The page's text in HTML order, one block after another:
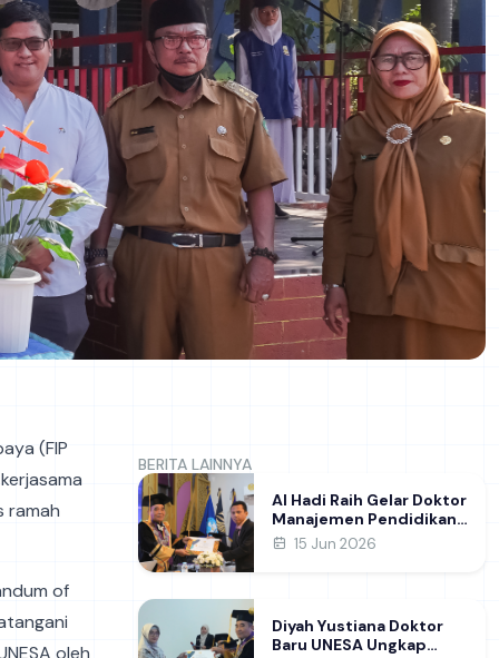
(FIP
ramah
of
oleh
BERITA LAINNYA
Al Hadi Raih Gelar Doktor
Manajemen Pendidikan
FIP UNESA melalui Riset
Guru
15 Jun 2026
Diyah Yustiana Doktor
Baru UNESA Ungkap